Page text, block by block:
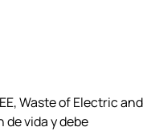
Waste of Electric and
vida y debe